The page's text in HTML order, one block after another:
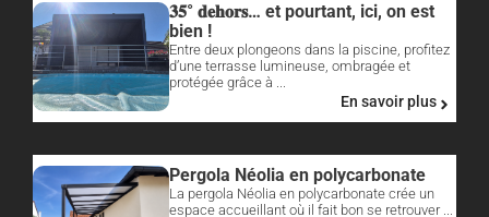
𝟑𝟓° 𝐝𝐞𝐡𝐨𝐫𝐬… et pourtant, ici, on est
bien !
Entre deux plongeons dans la piscine, profitez
d’une terrasse lumineuse, ombragée et
protégée grâce à ...
En savoir plus
Pergola Néolia en polycarbonate
La pergola Néolia en polycarbonate crée un
espace accueillant où il fait bon se retrouver ...